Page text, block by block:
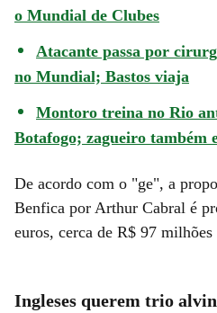
o Mundial de Clubes
Atacante passa por
no Mundial; Bastos viaja
Montoro treina no Rio
Botafogo; zagueiro também
De acordo com o "ge", a
Benfica por Arthur Cabral é
euros, cerca de R$ 97 milhões
Ingleses querem trio